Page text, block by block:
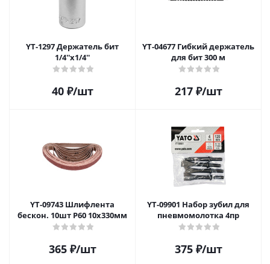
YT-1297 Держатель бит
1/4''х1/4''
40₽/шт
YT-04677 Гибкий держатель
для бит 300 м
217₽/шт
YT-09743 Шлифлента
бескон. 10шт P60 10х330мм
365₽/шт
YT-09901 Набор зубил для
пневмомолотка 4пр
375₽/шт